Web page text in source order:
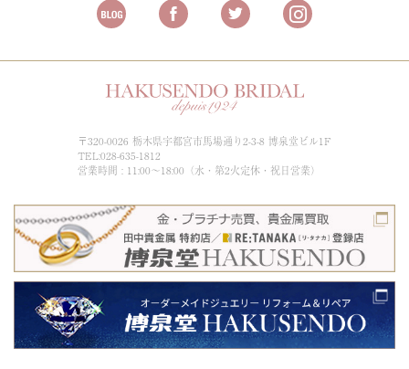
〒320-0026 栃木県宇都宮市馬場通り2-3-8 博泉堂ビル1F
TEL:028-635-1812
営業時間 : 11:00～18:00（水・第2火定休・祝日営業）